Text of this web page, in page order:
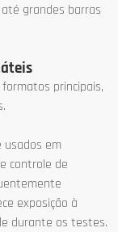
grandes barras
principais,
usados em
controle de
exposição à
durante os testes.